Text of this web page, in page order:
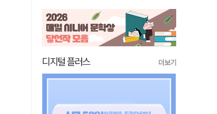
디지털 플러스 더보기